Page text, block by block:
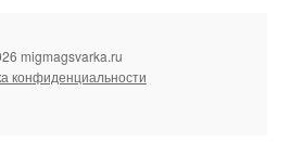
migmagsvarka.ru
конфиденциальности